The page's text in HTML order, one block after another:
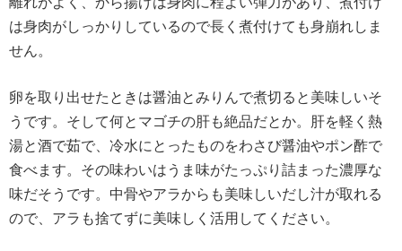
離れがよく、から揚げは身肉に程よい弾力があり、煮付け
は身肉がしっかりしているので長く煮付けても身崩れしま
せん。
卵を取り出せたときは醤油とみりんで煮切ると美味しいそ
うです。そして何とマゴチの肝も絶品だとか。肝を軽く熱
湯と酒で茹で、冷水にとったものをわさび醤油やポン酢で
食べます。その味わいはうま味がたっぷり詰まった濃厚な
味だそうです。中骨やアラからも美味しいだし汁が取れる
ので、アラも捨てずに美味しく活用してください。